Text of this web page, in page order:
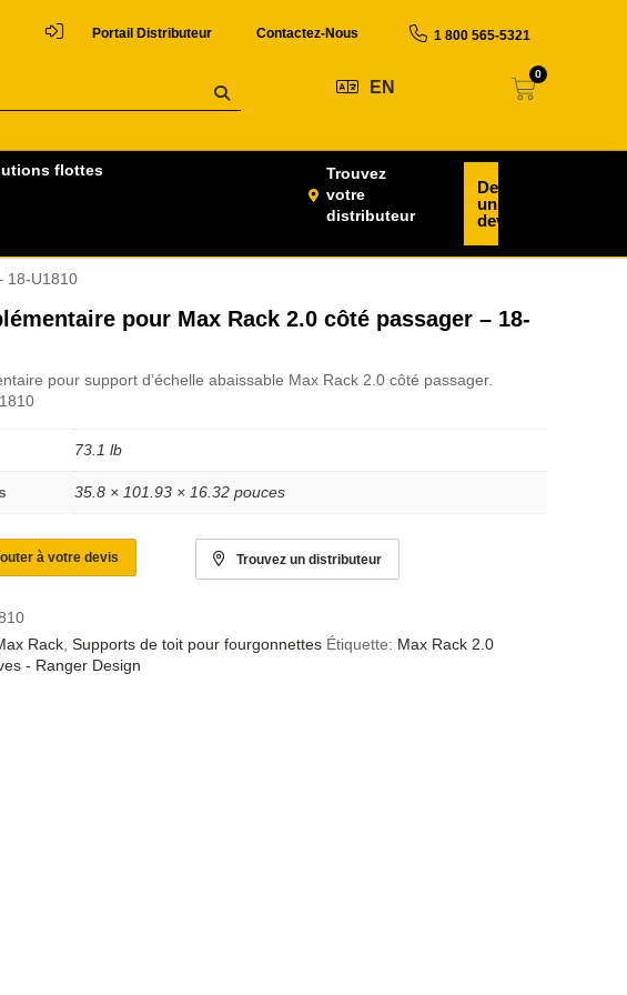
Portail Distributeur Contactez-Nous 1 800 565-5321
EN
0
flottes
Trouvez
votre
distributeur
Demander
un
devis
18-U1810
pour Max Rack 2.0 côté passager – 18-
pour support d’échelle abaissable Max Rack 2.0 côté passager.
73.1 lb
35.8 × 101.93 × 16.32 pouces
à votre devis Trouvez un distributeur
Rack Supports de toit pour fourgonnettes Étiquette: Max Rack 2.0
- Ranger Design